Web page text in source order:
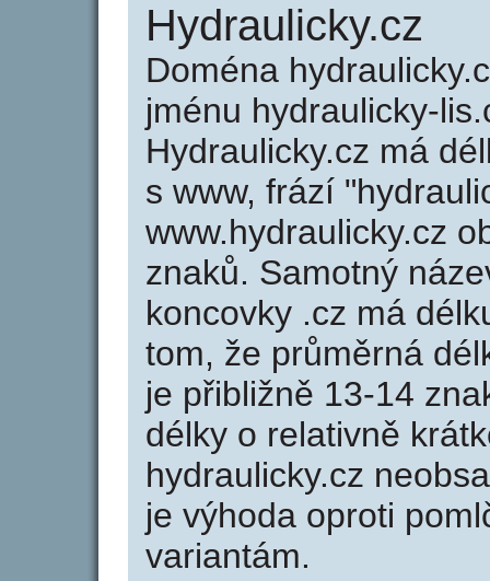
Hydraulicky.cz
Doména
jménu hydraulicky-
Hydraulicky.cz má
s www, frází
www.hydraulicky.cz
znaků. Samotný
koncovky .cz má
tom, že průměrná
je přibližně 13-14
délky o relativně
hydraulicky.cz
je výhoda oproti
variantám.